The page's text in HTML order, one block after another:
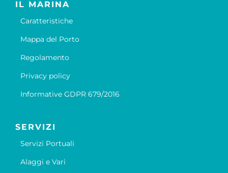
IL MARINA
Caratteristiche
Mappa del Porto
Regolamento
Privacy policy
Informative GDPR 679/2016
SERVIZI
Servizi Portuali
Alaggi e Vari